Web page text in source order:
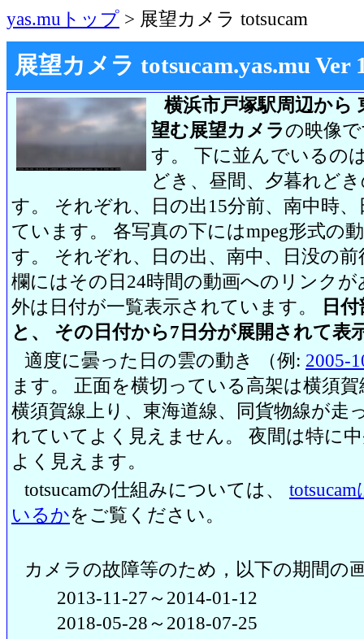
yas.muトップ > 展望カメラ totsucam
展望カメラ totsucam.yas.mu Ver
横浜市戸塚駅周辺から
望む展望カメラの映像
す。 下に並んでいるの
どき、昼間、夕暮れど
す。 それぞれ、日の出15分前、南中時
ています。 各写真の下にはmpeg形式の
す。 それぞれ、日の出、南中、日没の
欄にはその日24時間の動画へのリンク
外は日付が一覧表示されています。
日
と、 その日付から7日分が展開されて表
適度に曇った日の雲の動き （例: 2005-
ます。 正面を横切っている高架は横須
横須賀線上り、東海道線、同貨物線が走
れていてよく見えません。 夜間は特に
よく見えます。
totsucamの仕組みについては、
いるかをご覧ください。
カメラの故障等のため，以下の期間の
2013-11-27～2014-01-12
2018-05-28～2018-07-25